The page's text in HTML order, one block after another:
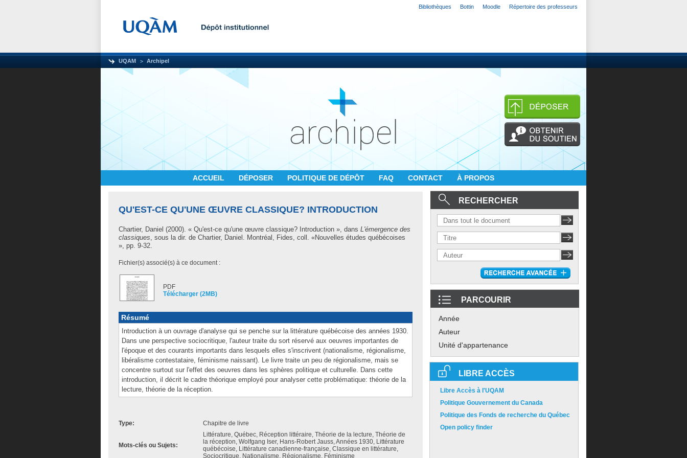
Bibliothèques Bottin Moodle Répertoire des professeurs
UQAM Archipel
ACCUEIL DÉPOSER POLITIQUE DE DÉPÔT FAQ CONTACT À PROPOS
QU'EST-CE QU'UNE ŒUVRE CLASSIQUE? INTRODUCTION
Chartier, Daniel (2000). « Qu'est-ce qu'une œuvre classique? Introduction », dans L'émergence des
classiques, sous la dir. de Chartier, Daniel . Montréal, Fides, coll. «Nouvelles études québécoises
», pp. 9-32.
Fichier(s) associé(s) à ce document :
PDF
Télécharger (2MB)
Résumé
Introduction à un ouvrage d'analyse qui se penche sur la littérature québécoise des années 1930.
Dans une perspective sociocritique, l'auteur traite du sort réservé aux oeuvres importantes de
l'époque et des courants importants dans lesquels elles s'inscrivent (nationalisme, régionalisme,
libéralisme contestataire, féminisme naissant). Le livre traite un peu de régionalisme, mais se
concentre surtout sur l'effet des oeuvres dans les sphères politique et culturelle. Dans cette
introduction, il décrit le cadre théorique employé pour analyser cette problématique: théorie de la
lecture, théorie de la réception.
Type: Chapitre de livre
Mots-clés ou Sujets:
Littérature, Québec, Réception littéraire, Théorie de la lecture, Théorie de
la réception, Wolfgang Iser, Hans-Robert Jauss, Années 1930, Littérature
québécoise, Littérature canadienne-française, Classique en littérature,
Sociocritique, Nationalisme, Régionalisme, Féminisme
RECHERCHER
PARCOURIR
Année
Auteur
Unité d'appartenance
LIBRE ACCÈS
Libre Accès à l'UQAM
Politique Gouvernement du Canada
Politique des Fonds de recherche du Québec
Open policy finder